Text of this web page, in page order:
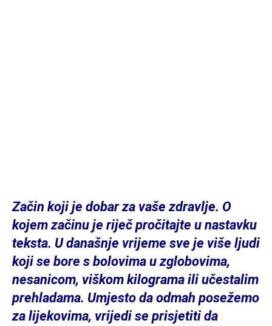
Začin koji je dobar za vaše zdravlje. O
kojem začinu je riječ pročitajte u nastavku
teksta. U današnje vrijeme sve je više ljudi
koji se bore s bolovima u zglobovima,
nesanicom, viškom kilograma ili učestalim
prehladama. Umjesto da odmah posežemo
za lijekovima, vrijedi se prisjetiti da